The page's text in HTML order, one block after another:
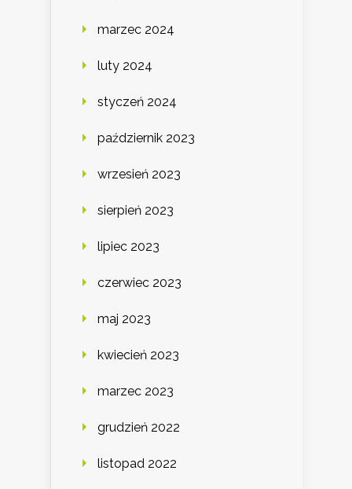
marzec 2024
luty 2024
styczeń 2024
październik 2023
wrzesień 2023
sierpień 2023
lipiec 2023
czerwiec 2023
maj 2023
kwiecień 2023
marzec 2023
grudzień 2022
listopad 2022